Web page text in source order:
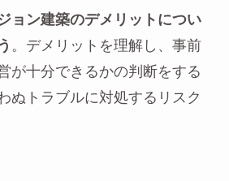
ョン建築のデメリットについ
。デメリットを理解し、事前
が十分できるかの判断をする
ぬトラブルに対処するリスク